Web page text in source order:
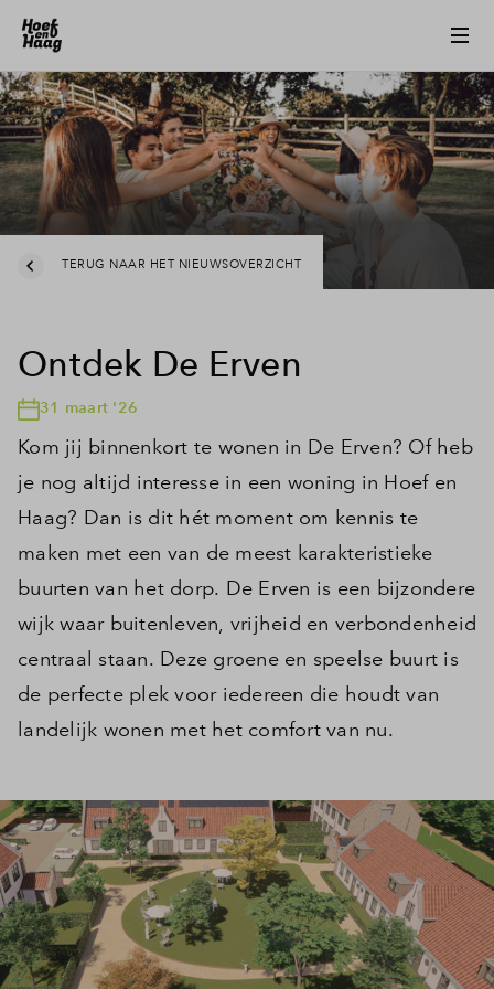
TERUG NAAR HET NIEUWSOVERZICHT
Ontdek De Erven
31 maart '26
Kom jij binnenkort te wonen in De Erven? Of heb
je nog altijd interesse in een woning in Hoef en
Haag? Dan is dit hét moment om kennis te
maken met een van de meest karakteristieke
buurten van het dorp. De Erven is een bijzondere
wijk waar buitenleven, vrijheid en verbondenheid
centraal staan. Deze groene en speelse buurt is
de perfecte plek voor iedereen die houdt van
landelijk wonen met het comfort van nu.